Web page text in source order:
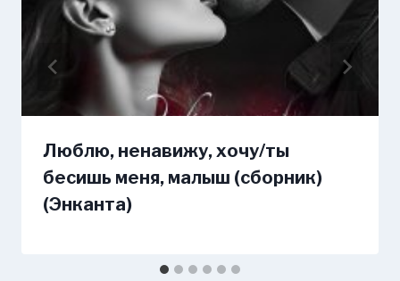
Люблю, ненавижу, хочу/ты
бесишь меня, малыш (сборник)
(Энканта)